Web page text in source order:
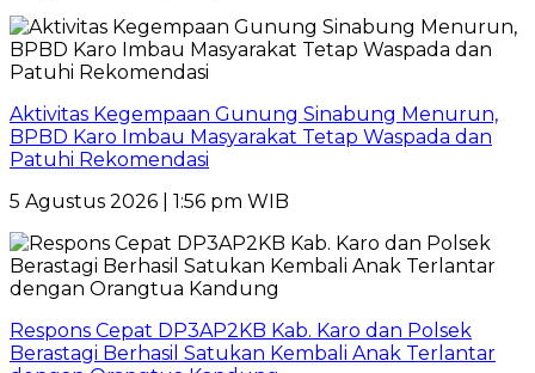
Aktivitas Kegempaan Gunung Sinabung Menurun,
BPBD Karo Imbau Masyarakat Tetap Waspada dan
Patuhi Rekomendasi
5 Agustus 2026 | 1:56 pm WIB
Respons Cepat DP3AP2KB Kab. Karo dan Polsek
Berastagi Berhasil Satukan Kembali Anak Terlantar